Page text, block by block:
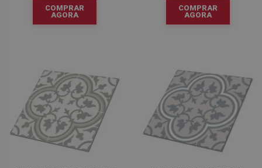
COMPRAR
AGORA
COMPRAR
AGORA